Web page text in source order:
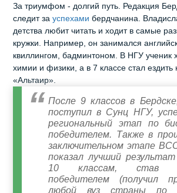
За триумфом - долгий путь. Редакция
следит зауспехами бердчанина.
детства любит читать и ходит в самые
кружки. Например, он занимался
квиллингом, бадминтоном. В НГУ ученик
химии и физики, а в 7 классе стал
«Альтаир».
После 9 классов в
поступил в Сунц НГУ,
региональный этап по
победителем. Также в
заключительном этапе
показал лучший
10 классам, став
победителем (получил
любой вуз страны по